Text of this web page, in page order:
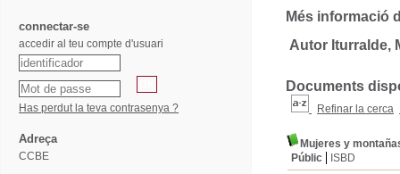
Més informació
Autor Iturralde,
Documents
Refinar la cerca
Mujeres y
Públic
ISBD
connectar-se
accedir al teu compte d'usuari
Has perdut la teva contrasenya ?
Adreça
CCBE